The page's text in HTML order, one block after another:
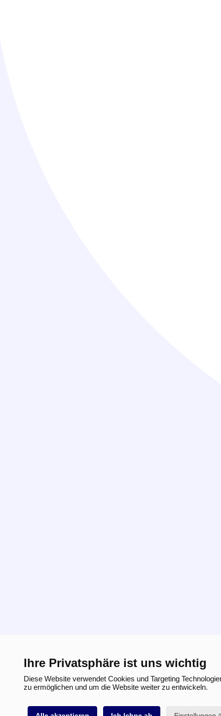
Ihre Privatsphäre ist uns wichtig
Diese Website verwendet Cookies und Targeting
zu ermöglichen und um die Website weiter zu entwickeln.